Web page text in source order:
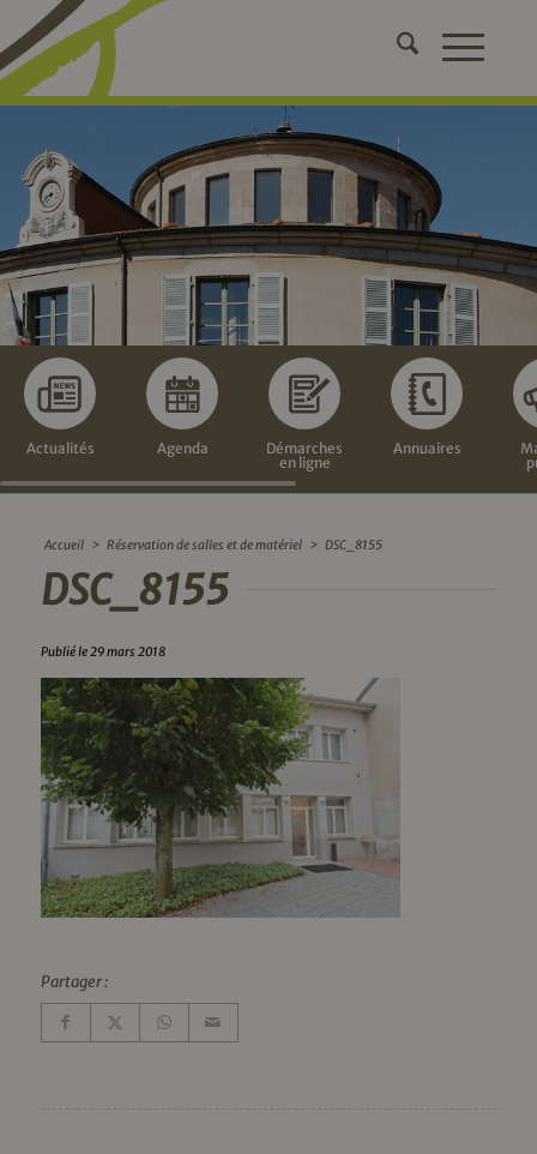
Actualités Agenda
Démarches
en ligne
Annuaires
Accueil > Réservation de salles et de matériel > DSC_8155
DSC_8155
Publié le 29 mars 2018
Partager :